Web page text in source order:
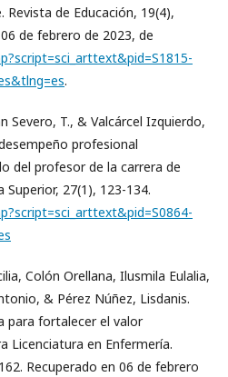
Revista de Educación, 19(4),
de febrero de 2023, de
.
Severo, T., & Valcárcel Izquierdo,
profesional
del profesor de la carrera de
Superior, 27(1), 123-134.
Colón Orellana, Ilusmila Eulalia,
& Pérez Núñez, Lisdanis.
para fortalecer el valor
Licenciatura en Enfermería.
Recuperado en 06 de febrero